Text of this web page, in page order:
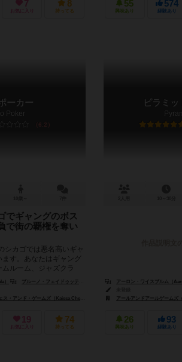
7
お気に入り
8
持ってる
55
興味あり
574
経験あり
ーカー
Poker
6.2
でギャングのボス
で街の覇権を奪い
シカゴでは悪名高いギャ
す。あなたはギャング
ルーム、ジャズクラ
合法また...
）
ブルーノ・フェイドゥッティ（Bruno Faidutti）
・アンド・ゲームズ（Kaissa Chess & Games） ファランクス・ゲームズ（
19
お気に入り
74
持ってる
ピラミ
アーロン・ワイスブルム（
アールアンドアールゲームズ
26
興味あり
93
経験あり